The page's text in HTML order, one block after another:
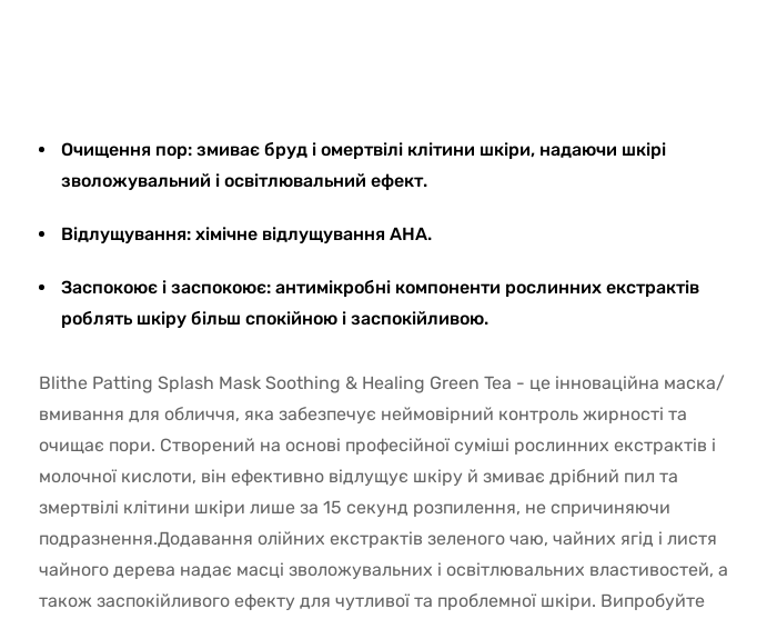
Очищення пор: змиває бруд і омертвілі клітини шкіри, надаючи шкірі
зволожувальний і освітлювальний ефект.
Відлущування: хімічне відлущування AHA.
Заспокоює і заспокоює: антимікробні компоненти рослинних екстрактів
роблять шкіру більш спокійною і заспокійливою.
Blithe Patting Splash Mask Soothing & Healing Green Tea - це інноваційна маска/
вмивання для обличчя, яка забезпечує неймовірний контроль жирності та
очищає пори. Створений на основі професійної суміші рослинних екстрактів і
молочної кислоти, він ефективно відлущує шкіру й змиває дрібний пил та
змертвілі клітини шкіри лише за 15 секунд розпилення, не спричиняючи
подразнення.Додавання олійних екстрактів зеленого чаю, чайних ягід і листя
чайного дерева надає масці зволожувальних і освітлювальних властивостей, а
також заспокійливого ефекту для чутливої та проблемної шкіри. Випробуйте